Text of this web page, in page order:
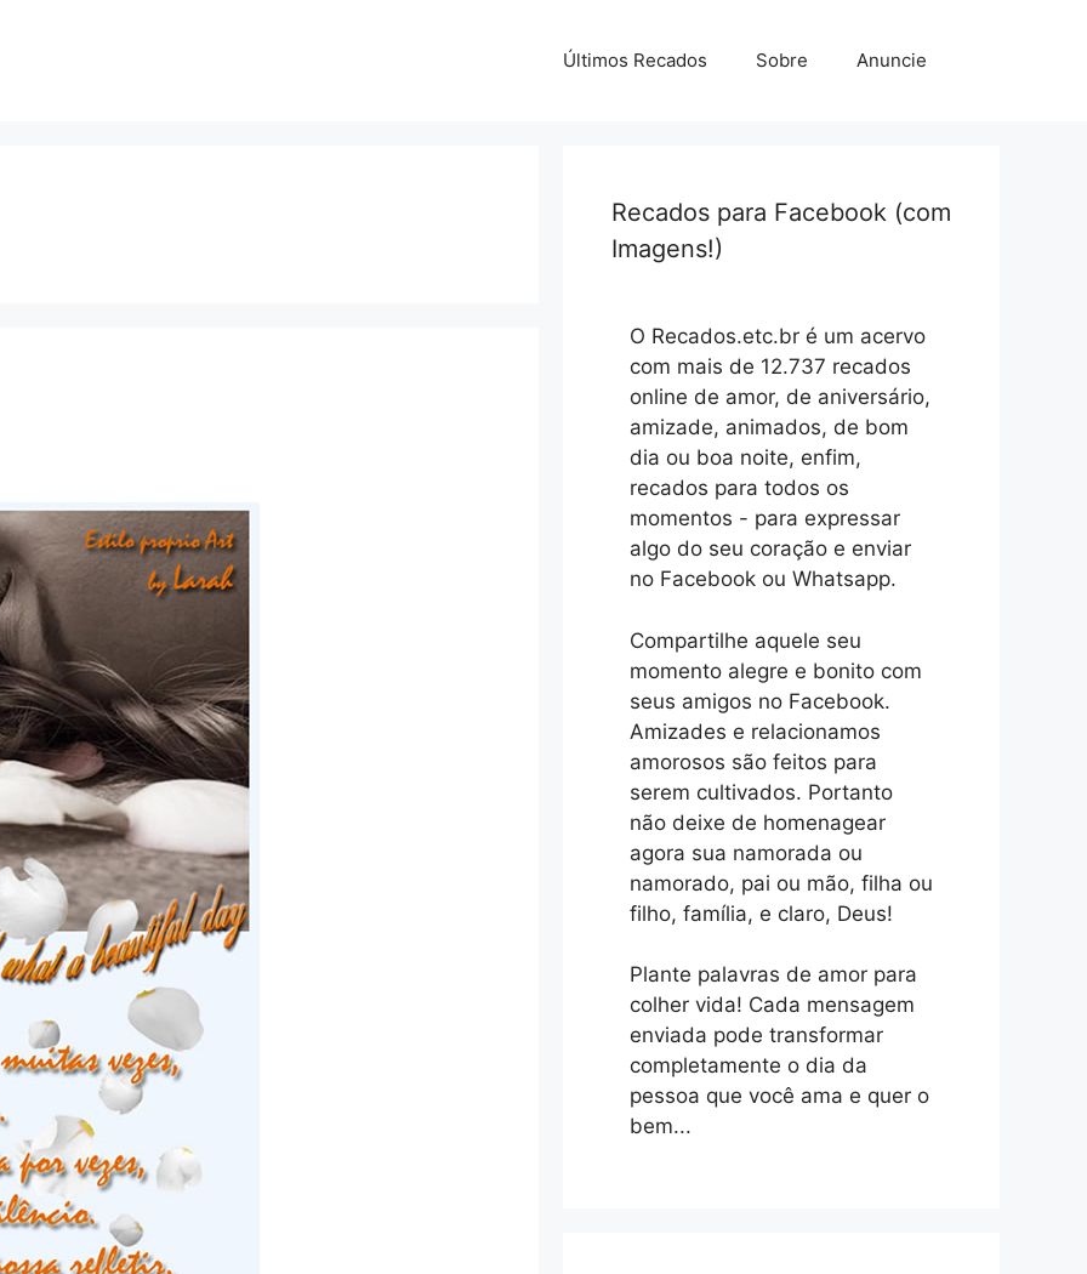
Últimos Recados Sobre Anuncie
Recados para Facebook (com
Imagens!)
O Recados.etc.br é um acervo
com mais de 12.737 recados
online de amor, de aniversário,
amizade, animados, de bom
dia ou boa noite, enfim,
recados para todos os
momentos - para expressar
algo do seu coração e enviar
no Facebook ou Whatsapp.
Compartilhe aquele seu
momento alegre e bonito com
seus amigos no Facebook.
Amizades e relacionamos
amorosos são feitos para
serem cultivados. Portanto
não deixe de homenagear
agora sua namorada ou
namorado, pai ou mão, filha ou
filho, família, e claro, Deus!
Plante palavras de amor para
colher vida! Cada mensagem
enviada pode transformar
completamente o dia da
pessoa que você ama e quer o
bem...